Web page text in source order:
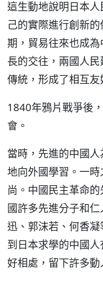
這生動地說明日本
己的實際進行創新
期，貿易往來也成
長的交往，兩國人
傳統，形成了相互友
1840年鴉片戰爭後
會。
當時，先進的中國
地向外國學習。一
尚。中國民主革命
國許多先進分子和
迅、郭沫若、何香
到日本求學的中國
好相處，留下許多動